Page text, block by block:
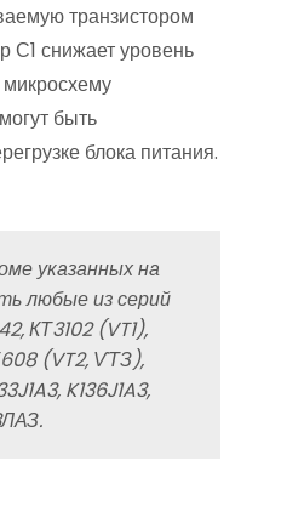
транзистором
С1 снижает уровень
быть
блока питания.
указанных на
любые из серий
КТ3102 (VT1),
(VT2, ѴТЗ),
K136J1A3,